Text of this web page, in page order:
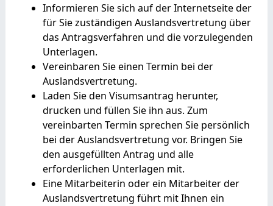
Informieren Sie sich auf der Internetseite der
für Sie zuständigen Auslandsvertretung über
das Antragsverfahren und die vorzulegenden
Unterlagen.
Vereinbaren Sie einen Termin bei der
Auslandsvertretung.
Laden Sie den Visumsantrag herunter,
drucken und füllen Sie ihn aus. Zum
vereinbarten Termin sprechen Sie persönlich
bei der Auslandsvertretung vor. Bringen Sie
den ausgefüllten Antrag und alle
erforderlichen Unterlagen mit.
Eine Mitarbeiterin oder ein Mitarbeiter der
Auslandsvertretung führt mit Ihnen ein